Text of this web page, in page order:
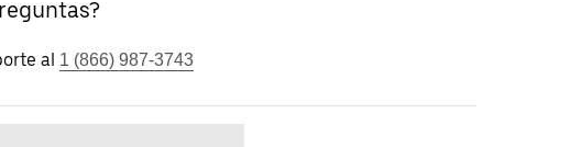
al 1 (866) 987-3743